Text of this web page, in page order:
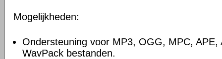
Mogelijkheden:
Ondersteuning voor MP3, OGG, MPC, APE,
WavPack bestanden.